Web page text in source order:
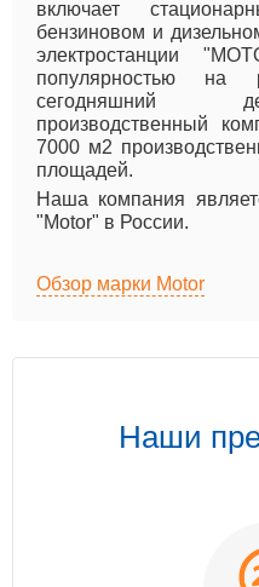
включает
бензиновом и
электростанции
популярностью на
сегодняшний
производственный
7000 м2
площадей.
Наша компания
"Motor" в России.
Обзор марки Motor
Наши